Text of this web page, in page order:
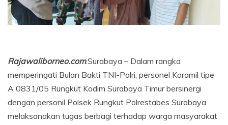
Rajawaliborneo.com.Surabaya – Dalam rangka
memperingati Bulan Bakti TNI-Polri, personel Koramil tipe
A 0831/05 Rungkut Kodim Surabaya Timur bersinergi
dengan personil Polsek Rungkut Polrestabes Surabaya
melaksanakan tugas berbagi terhadap warga masyarakat